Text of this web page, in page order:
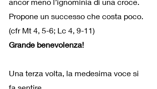
Propone un successo che costa poco.
(cfr Mt 4, 5-6; Lc 4, 9-11)
Grande benevolenza!
Una terza volta, la medesima voce si